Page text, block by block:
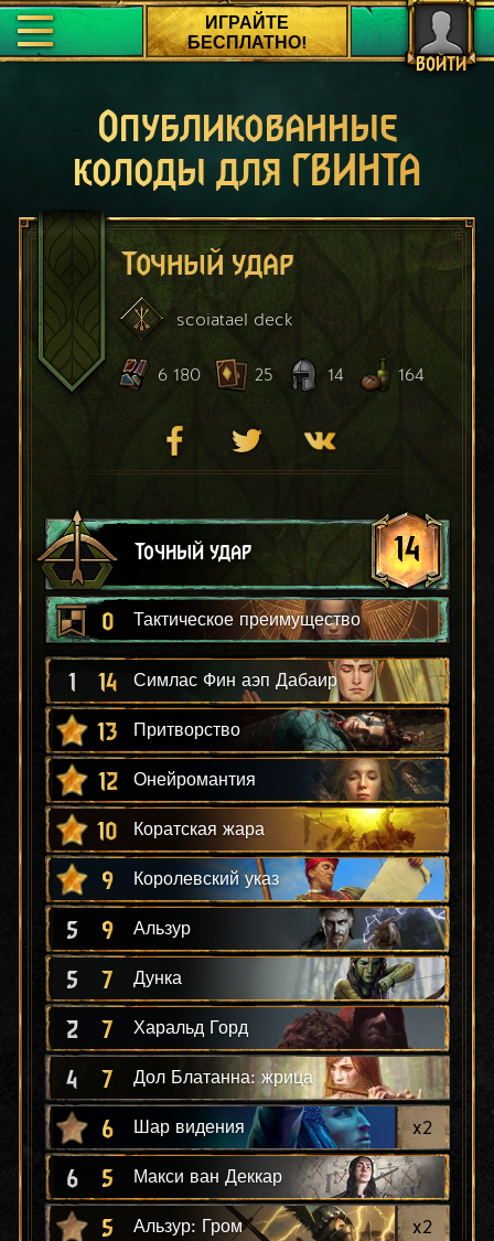
ВОЙТИ
ИГРАЙТЕ
БЕСПЛАТНО!
Опубликованные
колоды для ГВИНТА
Точный удар
scoiatael deck
6 180 25 14 164
Точный удар 14
0 Тактическое преимущество
1 14 Симлас Фин аэп Дабаир
13 Притворство
12 Онейромантия
10 Коратская жара
9 Королевский указ
5 9 Альзур
5 7 Дунка
2 7 Харальд Горд
4 7 Дол Блатанна: жрица
6 Шар видения x2
6 5 Макси ван Деккар
5 Альзур: Гром x2